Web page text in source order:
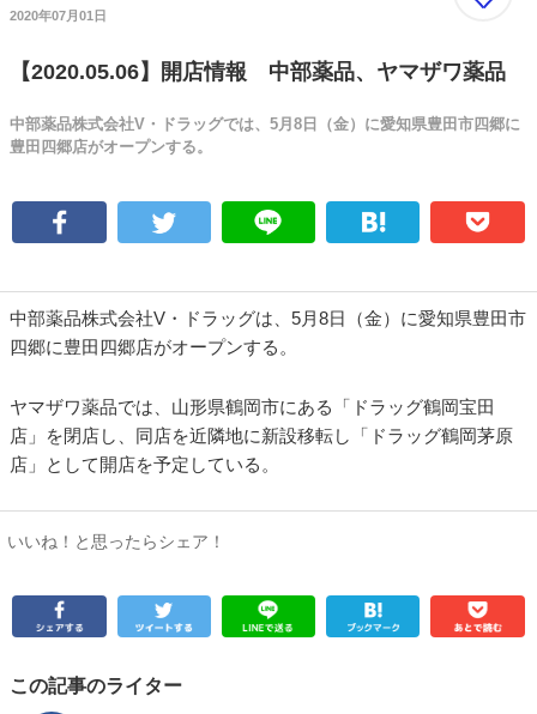
2020年07月01日
【2020.05.06】開店情報 中部薬品、ヤマザワ薬品
中部薬品株式会社V・ドラッグでは、5月8日（金）に愛知県豊田市四郷に
豊田四郷店がオープンする。
中部薬品株式会社V・ドラッグは、5月8日（金）に愛知県豊田市
四郷に豊田四郷店がオープンする。
ヤマザワ薬品では、山形県鶴岡市にある「ドラッグ鶴岡宝田
店」を閉店し、同店を近隣地に新設移転し「ドラッグ鶴岡茅原
店」として開店を予定している。
いいね！と思ったらシェア！
この記事のライター